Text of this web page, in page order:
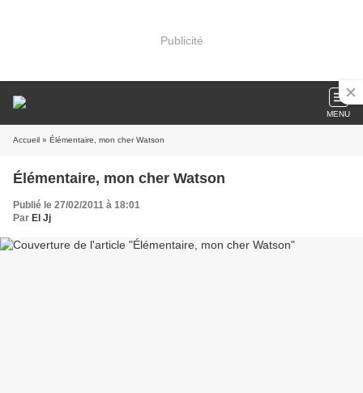
Publicité
MENU
Accueil » Élémentaire, mon cher Watson
Élémentaire, mon cher Watson
Publié le 27/02/2011 à 18:01
Par El Jj